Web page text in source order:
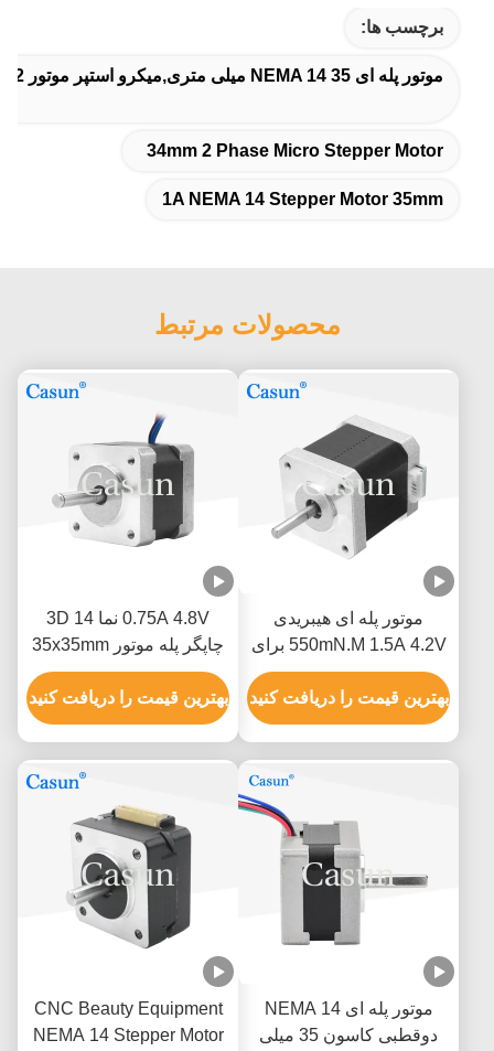
برچسب ها:
موتور پله ای NEMA 14 35 میلی متری,میکرو استپر موتور 2 فاز 34 میلی متری,1A NEMA 14 Stepper Motor 35mm
34mm 2 Phase Micro Stepper Motor
1A NEMA 14 Stepper Motor 35mm
محصولات مرتبط
موتور پله ای هیبریدی
550mN.M 1.5A 4.2V برای
بازوی ربات خودپرداز CNC
بهترین قیمت را دریافت کنید
0.75A 4.8V نما 14 3D
چاپگر پله موتور 35x35mm
230mN.M
بهترین قیمت را دریافت کنید
موتور پله ای 14 NEMA
دوقطبی کاسون 35 میلی
CNC Beauty Equipment
NEMA 14 Stepper Motor